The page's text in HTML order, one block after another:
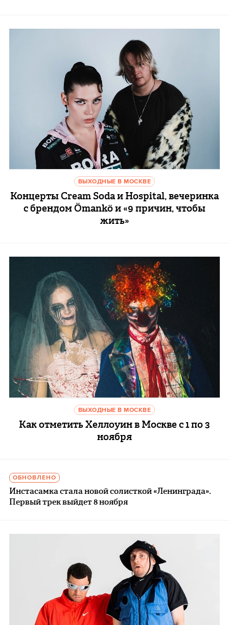
ВЫХОДНЫЕ В МОСКВЕ
Концерты Cream Soda и Hospital, вечеринка
с брендом Ömankö и «9 причин, чтобы
жить»
ВЫХОДНЫЕ В МОСКВЕ
Как отметить Хеллоуин в Москве с 1 по 3
ноября
ОБНОВЛЕНО
Инстасамка стала новой солисткой «Ленинграда».
Первый трек выйдет 8 ноября